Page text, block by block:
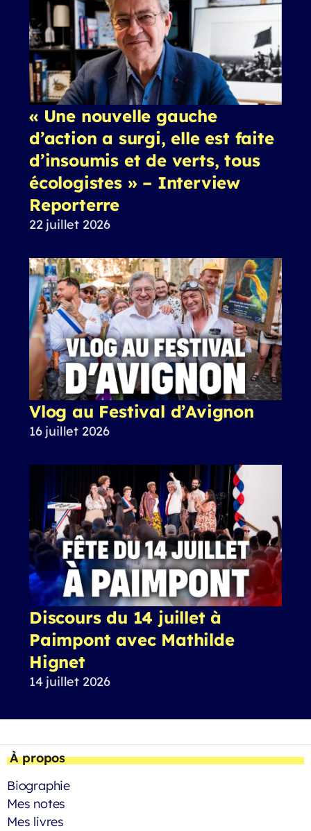
« Une nouvelle gauche
d’action a surgi, elle est faite
d’insoumis et de verts, tous
écologistes » – Interview
Reporterre
22 juillet 2026
Vlog au Festival d’Avignon
16 juillet 2026
Discours du 14 juillet à
Paimpont avec Mathilde
Hignet
14 juillet 2026
À propos
Biographie
Mes notes
Mes livres